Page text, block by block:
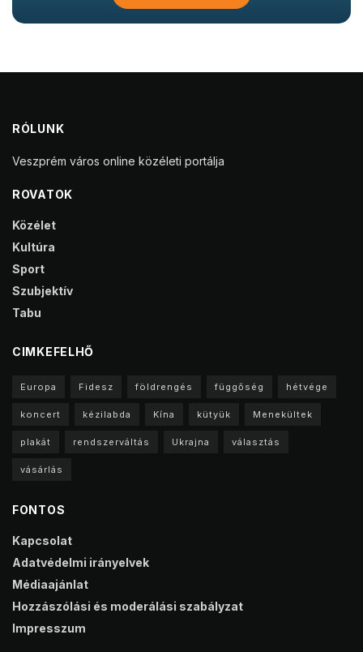
RÓLUNK
Veszprém város online közéleti portálja
ROVATOK
Közélet
Kultúra
Sport
Szubjektív
Tabu
CIMKEFELHŐ
Europa Fidesz földrengés függőség hétvége
koncert kézilabda Kína kütyük Menekültek
plakát rendszerváltás Ukrajna választás
vásárlás
FONTOS
Kapcsolat
Adatvédelmi irányelvek
Médiaajánlat
Hozzászólási és moderálási szabályzat
Impresszum